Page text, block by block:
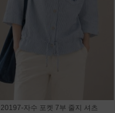
20197-자수 포켓 7부 줄지 셔츠